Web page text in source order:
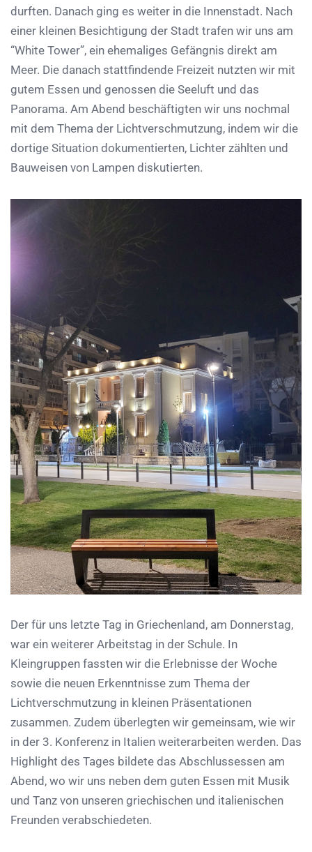
durften. Danach ging es weiter in die Innenstadt. Nach
einer kleinen Besichtigung der Stadt trafen wir uns am
“White Tower”, ein ehemaliges Gefängnis direkt am
Meer. Die danach stattfindende Freizeit nutzten wir mit
gutem Essen und genossen die Seeluft und das
Panorama. Am Abend beschäftigten wir uns nochmal
mit dem Thema der Lichtverschmutzung, indem wir die
dortige Situation dokumentierten, Lichter zählten und
Bauweisen von Lampen diskutierten.
Der für uns letzte Tag in Griechenland, am Donnerstag,
war ein weiterer Arbeitstag in der Schule. In
Kleingruppen fassten wir die Erlebnisse der Woche
sowie die neuen Erkenntnisse zum Thema der
Lichtverschmutzung in kleinen Präsentationen
zusammen. Zudem überlegten wir gemeinsam, wie wir
in der 3. Konferenz in Italien weiterarbeiten werden. Das
Highlight des Tages bildete das Abschlussessen am
Abend, wo wir uns neben dem guten Essen mit Musik
und Tanz von unseren griechischen und italienischen
Freunden verabschiedeten.